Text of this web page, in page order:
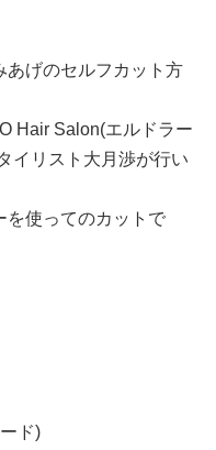
あげのセルフカット方
Hair Salon(エルドラー
イリスト大月渉が行い
を使ってのカットで
ド)